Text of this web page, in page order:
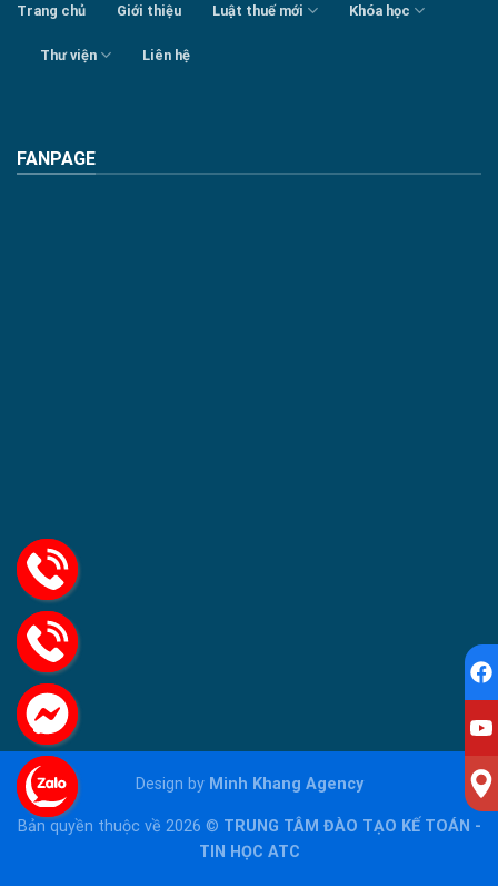
Trang chủ Giới thiệu Luật thuế mới Khóa học
Thư viện Liên hệ
FANPAGE
Design by Minh Khang Agency
Bản quyền thuộc về 2026 © TRUNG TÂM ĐÀO TẠO KẾ TOÁN -
TIN HỌC ATC